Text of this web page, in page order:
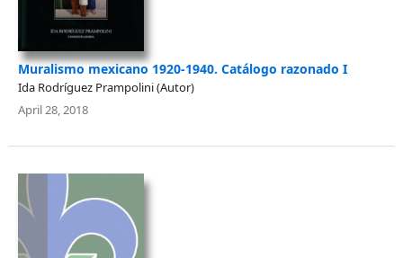
Muralismo mexicano 1920-1940. Catálogo razonado I
Ida Rodríguez Prampolini (Autor)
April 28, 2018